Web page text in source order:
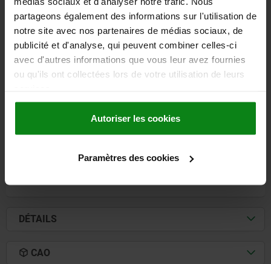
partageons également des informations sur l'utilisation de
notre site avec nos partenaires de médias sociaux, de
publicité et d'analyse, qui peuvent combiner celles-ci
avec d'autres informations que vous leur avez fournies
ou qu'ils ont collectées lors de votre utilisation de leurs
Autoriser les cookies
Paramètres des cookies
BRIDE D'ASS. TABLE GUID. L=199, NB=18, ACIER DE
CÉMENTATION 1.7131 BRUNIE, TRAITÉE ET RECTIF
LARGEUR DE RAINURE=18
LARGEUR=58
L1=63 L2=100 L3=150 G POUR VIS À TÊTE CYLINDRIQUE=M16
02395-05-18199
DÉTAILS
DÉTAILS
CAO